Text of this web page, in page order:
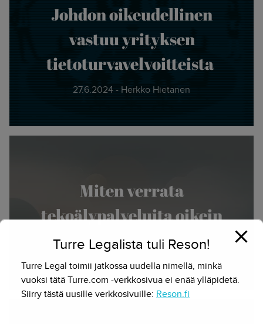
Johdon oikeudellinen
vastuu yrityksen
tietoturvavelvoitteista
27.6.2024 - Herkko Hietanen
Miten verrata
tekoälypalveluita oikein
15.5.2024 - Herkko Hietanen
Turre Legalista tuli Reson!
Turre Legal toimii jatkossa uudella nimellä, minkä
vuoksi tätä Turre.com -verkkosivua ei enää ylläpidetä.
Siirry tästä uusille verkkosivuille: Reson.fi